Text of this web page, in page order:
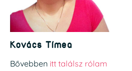
Kovács Tímea
Bővebben itt találsz rólam